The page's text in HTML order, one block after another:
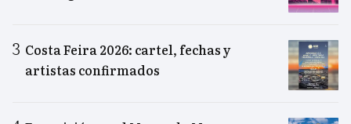
Costa Feira 2026: cartel, fechas y
artistas confirmados